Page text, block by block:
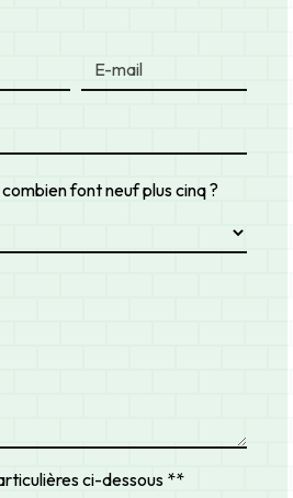
font neuf plus cinq ?
ci-dessous **